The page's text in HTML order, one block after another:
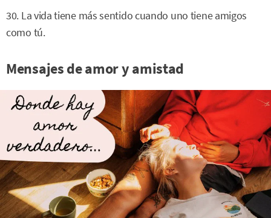
30. La vida tiene más sentido cuando uno tiene amigos
como tú.
Mensajes de amor y amistad